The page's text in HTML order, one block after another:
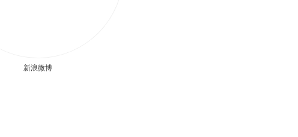
新浪微博